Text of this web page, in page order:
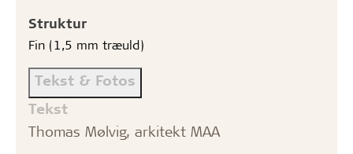
Struktur
Fin (1,5 mm træuld)
Tekst & Fotos
Tekst
Thomas Mølvig, arkitekt MAA